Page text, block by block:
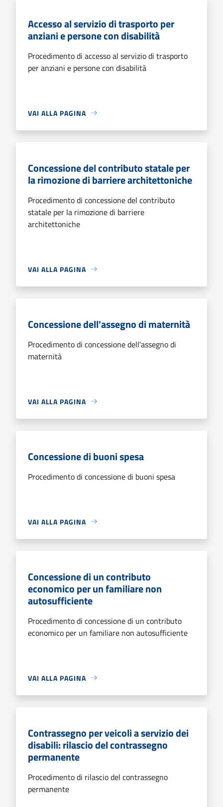
Accesso al servizio di trasporto per
anziani e persone con disabilità
Procedimento di accesso al servizio di trasporto
per anziani e persone con disabilità
VAI ALLA PAGINA
Concessione del contributo statale per
la rimozione di barriere architettoniche
Procedimento di concessione del contributo
statale per la rimozione di barriere
architettoniche
VAI ALLA PAGINA
Concessione dell'assegno di maternità
Procedimento di concessione dell'assegno di
maternità
VAI ALLA PAGINA
Concessione di buoni spesa
Procedimento di concessione di buoni spesa
VAI ALLA PAGINA
Concessione di un contributo
economico per un familiare non
autosufficiente
Procedimento di concessione di un contributo
economico per un familiare non autosufficiente
VAI ALLA PAGINA
Contrassegno per veicoli a servizio dei
disabili: rilascio del contrassegno
permanente
Procedimento di rilascio del contrassegno
permanente